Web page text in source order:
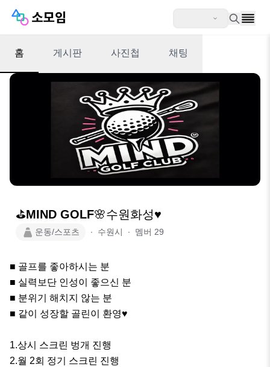
홈 게시판 사진첩 채팅
⛳️MIND GOLF🌸수원화성♥️
운동/스포츠 ∙ 수원시 ∙ 멤버 29
■ 골프를 좋아하시는 분
■ 실력보단 인성이 좋으신 분
■ 분위기 해치지 않는 분
■ 같이 성장할 골린이 환영♥
1.상시 스크린 벙개 진행
2.월 2회 정기 스크린 진행